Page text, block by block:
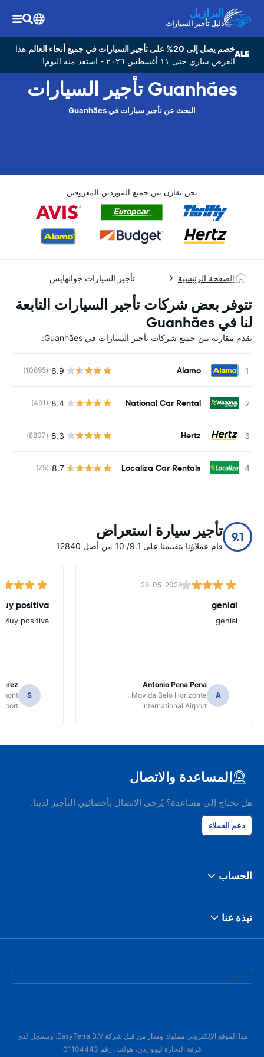
البرازيل
دليل تأجير السيارات
خصم يصل إلى 20% على تأجير السيارات في جميع أنحاء العالم
هذا
العرض ساري حتى ١١ أغسطس ٢٠٢٦ - استفد منه اليوم!
Guanhães تأجير السيارات
البحث عن تأجير سيارات في Guanhães
نحن نقارن بين جميع الموردين المعروفين
الصفحة الرئيسية تأجير السيارات جوانهايس
تتوفر بعض شركات تأجير السيارات التابعة
لنا في Guanhães
نقدم مقارنة بين جميع شركات تأجير السيارات في Guanhães:
Alamo
6.9
(10695)
National Car Rental
8.4
(491)
Hertz
8.3
(8807)
Localiza Car Rentals
8.7
(75)
9.1 تأجير سيارة استعراض
قام عملاؤنا بتقييمنا على 9.1/ 10 من أصل 12840
26-05-2026
genial
genial
A
Antonio Pena Pena
Movida Belo Horizonte
International Airport
positiva
Muy positiva
S
المساعدة والاتصال
هل تحتاج إلى مساعدة؟ يُرجى الاتصال بأخصائيي التأجير لدينا.
دعم العملاء
الحساب
نبذة عنا
هذا الموقع الإلكتروني مملوك ومدار من قبل شركة EasyTerra B.V. ومسجل لدى
غرفة التجارة ليوواردن، هولندا، رقم 01104443